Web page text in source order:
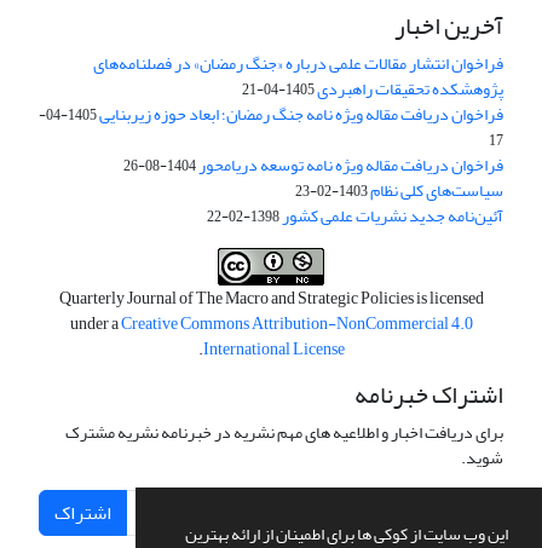
این وب سایت از کوکی ها برای اطمینان از ارائه بهترین
آخرین اخبار
فراخوان انتشار مقالات علمی درباره «جنگ رمضان» در فصلنامه‌های
پژوهشکده تحقیقات راهبردی1405-04-21
فراخوان دریافت مقاله ویژه نامه جنگ رمضان؛ ابعاد حوزه زیربنایی
1405-04-
17
فراخوان دریافت مقاله ویژه نامه توسعه دریامحور1404-08-26
سیاست‌های کلی نظام1403-02-23
آئین‌نامه جدید نشریات علمی کشور1398-02-22
Quarterly Journal of The Macro and Strategic Policies is licensed
under aCreative Commons Attribution-NonCommercial 4.0
International License
.
اشتراک خبرنامه
برای دریافت اخبار و اطلاعیه های مهم نشریه در خبرنامه نشریه مشترک
شوید.
اشتراک